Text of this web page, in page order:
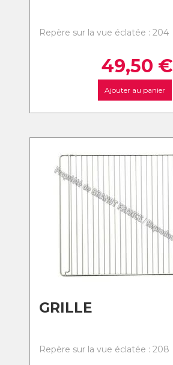
Repère sur la vue éclatée : 204
49,50 €
Ajouter au panier
GRILLE
Repère sur la vue éclatée : 208